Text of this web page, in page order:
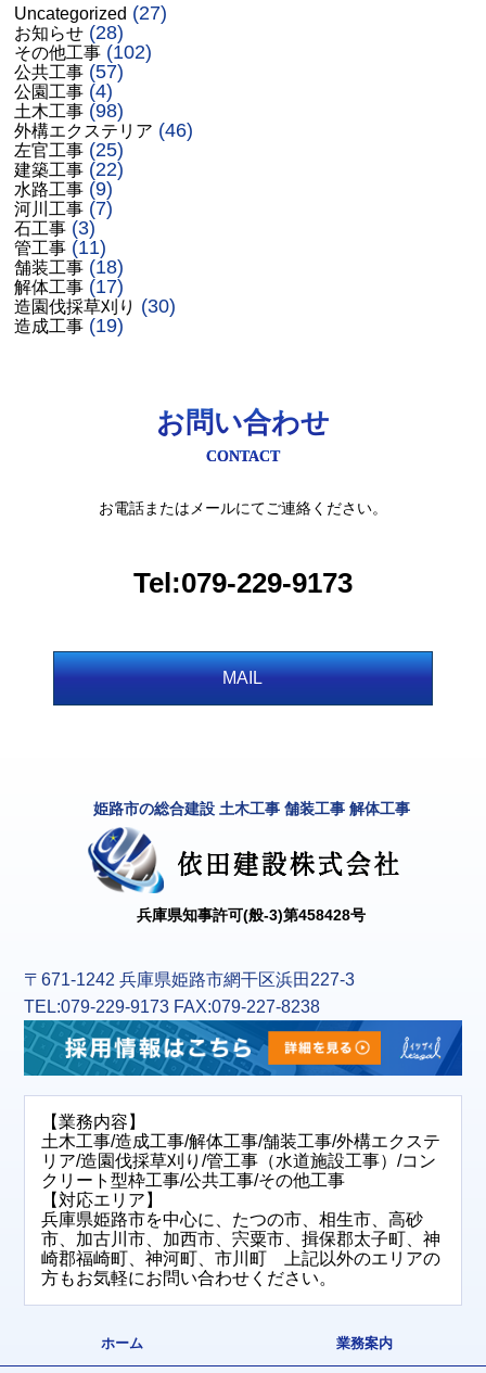
Uncategorized (27)
お知らせ (28)
その他工事 (102)
公共工事 (57)
公園工事 (4)
土木工事 (98)
外構エクステリア (46)
左官工事 (25)
建築工事 (22)
水路工事 (9)
河川工事 (7)
石工事 (3)
管工事 (11)
舗装工事 (18)
解体工事 (17)
造園伐採草刈り (30)
造成工事 (19)
お問い合わせ
CONTACT
お電話またはメールにてご連絡ください。
Tel:079-229-9173
MAIL
姫路市の総合建設 土木工事 舗装工事 解体工事
兵庫県知事許可(般-3)第458428号
〒671-1242 兵庫県姫路市網干区浜田227-3
TEL:079-229-9173 FAX:079-227-8238
【業務内容】
土木工事/造成工事/解体工事/舗装工事/外構エクステ
リア/造園伐採草刈り/管工事（水道施設工事）/コン
クリート型枠工事/公共工事/その他工事
【対応エリア】
兵庫県姫路市を中心に、たつの市、相生市、高砂
市、加古川市、加西市、宍粟市、揖保郡太子町、神
崎郡福崎町、神河町、市川町 上記以外のエリアの
方もお気軽にお問い合わせください。
ホーム 業務案内